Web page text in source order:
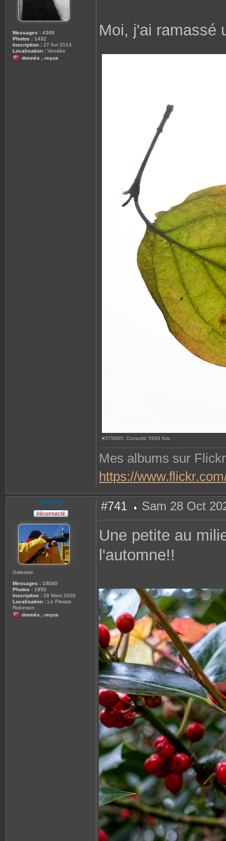
Messages : 4369
Photos : 1432
Inscription : 27 Avr 2014
Localisation : Vendée
donnés / reçus
Moi, j'ai ramassé
#375685: Consulté 5998 fois
Mes albums sur
https://
Midship
Galeriste
Messages : 19040
Photos : 1950
Inscription : 28 Mars 2008
Localisation : Le Plessis
Robinson
donnés / reçus
#741
e
a
Sam 28 Oct
Une petite au
l'automne!!